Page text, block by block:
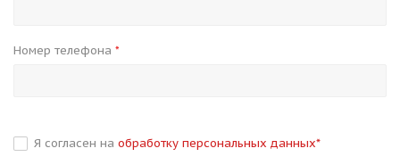
Номер телефона *
Я согласен на обработку персональных данных*